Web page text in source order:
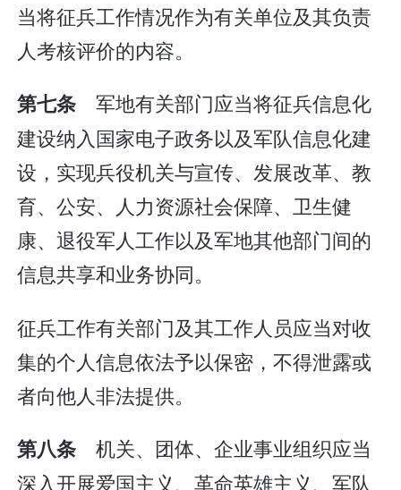
当将征兵工作情况作为有关单位及其负责
人考核评价的内容。
第七条 军地有关部门应当将征兵信息化
建设纳入国家电子政务以及军队信息化建
设，实现兵役机关与宣传、发展改革、教
育、公安、人力资源社会保障、卫生健
康、退役军人工作以及军地其他部门间的
信息共享和业务协同。
征兵工作有关部门及其工作人员应当对收
集的个人信息依法予以保密，不得泄露或
者向他人非法提供。
第八条 机关、团体、企业事业组织应当
深入开展爱国主义、革命英雄主义、军队